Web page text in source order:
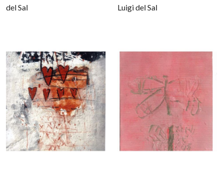
del Sal Luigi del Sal